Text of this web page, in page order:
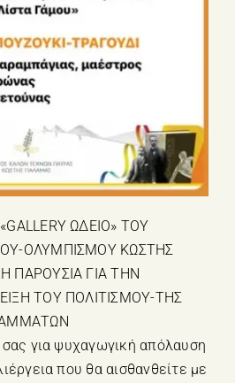
ΩΔΕΙΟ» ΤΟΥ
ΟΛΥΜΠΙΣΜΟΥ ΚΩΣΤΗΣ
ΠΑΡΟΥΣΙΑ ΓΙΑ ΤΗΝ
ΤΟΥ ΠΟΛΙΤΙΣΜΟΥ-ΤΗΣ
για ψυχαγωγική απόλαυση
που θα αισθανθείτε με